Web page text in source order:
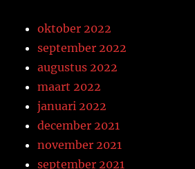
oktober 2022
september 2022
augustus 2022
maart 2022
januari 2022
december 2021
november 2021
september 2021